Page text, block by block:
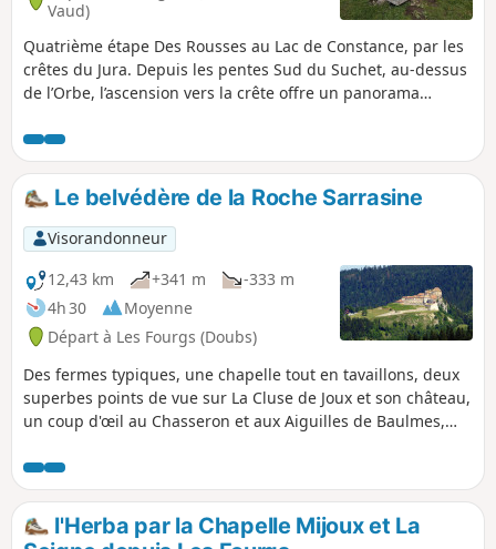
Vaud)
Quatrième étape Des Rousses au Lac de Constance, par les
crêtes du Jura. Depuis les pentes Sud du Suchet, au-dessus
de l’Orbe, l’ascension vers la crête offre un panorama
fond. Le sentier traverse les paisibles pâturages jurassiens,
avant d’atteindre le Col de l’Aiguillon, tout proche de la
frontière française, marquée par des obstacles antichars et
bunkers. La randonnée se poursuit sur la Crête des
Aiguilles de Baulmes, bordée de falaises de 80 mètres, avec
une vue imprenable sur le Mont Blanc, le Léman, la Dôle et
le Chasseral. La descente mène à Sainte-Croix, réputée pour
ses boîtes à musique et automates.
Le belvédère de la Roche Sarrasine
Visorandonneur
12,43 km
+341 m
-333 m
4h 30
Moyenne
Départ à Les Fourgs (Doubs)
Des fermes typiques, une chapelle tout en tavaillons, deux
superbes points de vue sur La Cluse de Joux et son château,
un coup d'œil au Chasseron et aux Aiguilles de Baulmes,
l'Herba par la Chapelle Mijoux et La